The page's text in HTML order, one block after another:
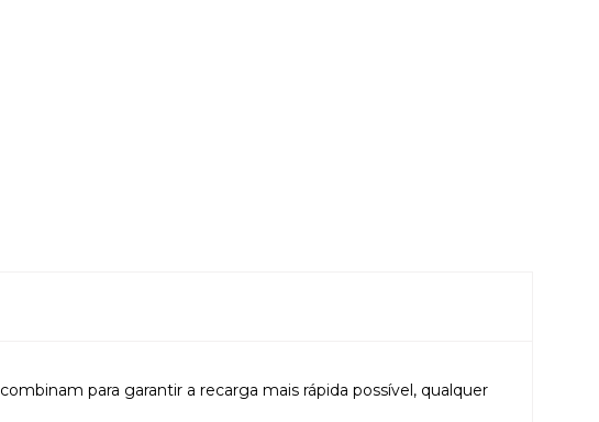
para garantir a recarga mais rápida possível, qualquer